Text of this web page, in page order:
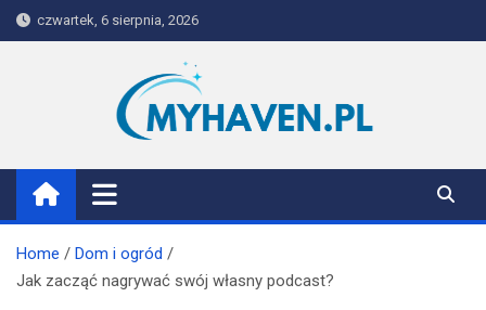
Skip
to
czwartek, 6 sierpnia, 2026
Myhaven
Home
Dom i ogród
Jak zacząć nagrywać swój własny podcast?